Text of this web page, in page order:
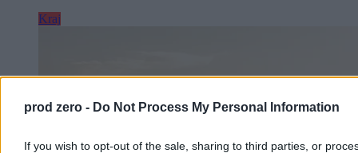
prod zero - Do Not Process My Personal Information
If you wish to opt-out of the sale, sharing to third parties, or
Kraj